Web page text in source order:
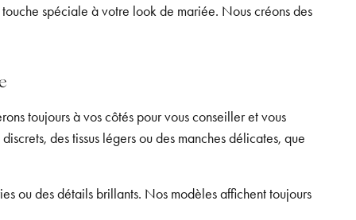
spéciale à votre look de mariée. Nous créons des
toujours à vos côtés pour vous conseiller et vous
des tissus légers ou des manches délicates, que
ou des détails brillants. Nos modèles affichent toujours